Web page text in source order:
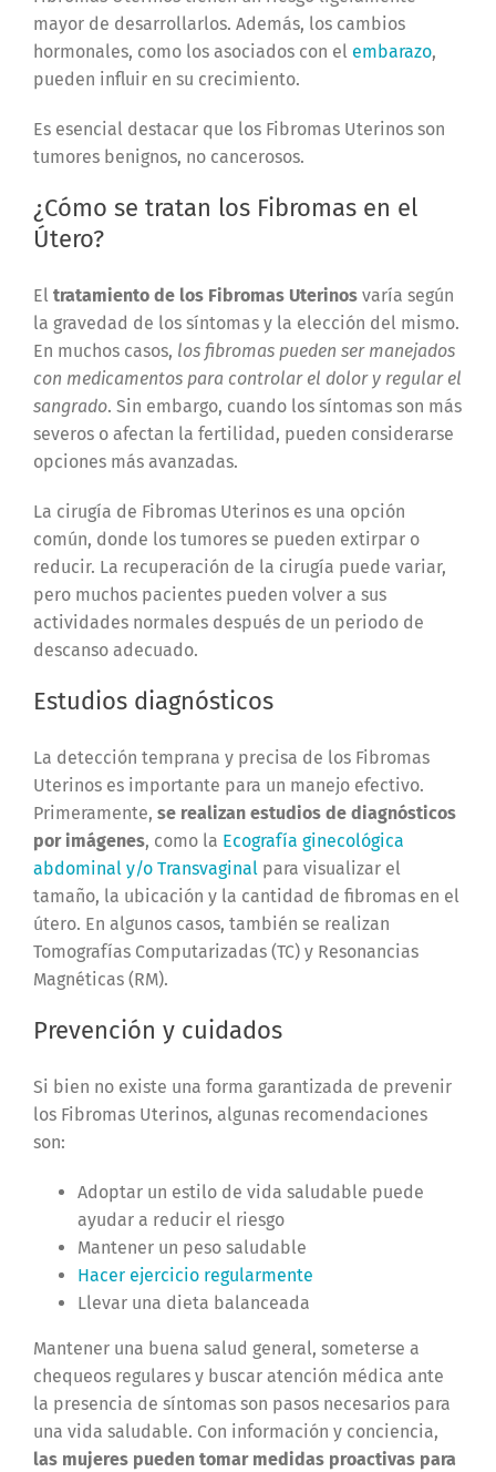
mayor de desarrollarlos. Además, los cambios
hormonales, como los asociados con el embarazo,
pueden influir en su crecimiento.
Es esencial destacar que los Fibromas Uterinos son
tumores benignos, no cancerosos.
¿Cómo se tratan los Fibromas en el
Útero?
El tratamiento de los Fibromas Uterinosvaría según
la gravedad de los síntomas y la elección del mismo.
En muchos casos, los fibromas pueden ser manejados
con medicamentos para controlar el dolor y regular el
sangrado. Sin embargo, cuando los síntomas son más
severos o afectan la fertilidad, pueden considerarse
opciones más avanzadas.
La cirugía de Fibromas Uterinos es una opción
común, donde los tumores se pueden extirpar o
reducir. La recuperación de la cirugía puede variar,
pero muchos pacientes pueden volver a sus
actividades normales después de un periodo de
descanso adecuado.
Estudios diagnósticos
La detección temprana y precisa de los Fibromas
Uterinos es importante para un manejo efectivo.
Primeramente, se realizan estudios de diagnósticos
por imágenes, como la Ecografía ginecológica
abdominal y/o Transvaginalpara visualizar el
tamaño, la ubicación y la cantidad de fibromas en el
útero. En algunos casos, también se realizan
Tomografías Computarizadas (TC) y Resonancias
Magnéticas (RM).
Prevención y cuidados
Si bien no existe una forma garantizada de prevenir
los Fibromas Uterinos, algunas recomendaciones
son:
Adoptar un estilo de vida saludable puede
ayudar a reducir el riesgo
Mantener un peso saludable
Hacer ejercicio regularmente
Llevar una dieta balanceada
Mantener una buena salud general, someterse a
chequeos regulares y buscar atención médica ante
la presencia de síntomas son pasos necesarios para
una vida saludable. Con información y conciencia,
las mujeres pueden tomar medidas proactivas para